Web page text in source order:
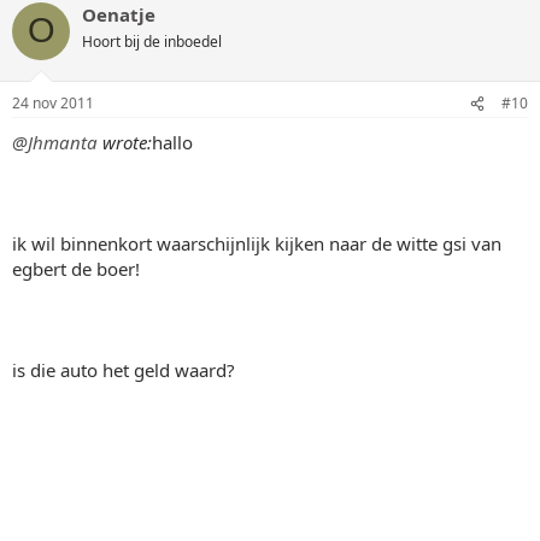
O Oenatje
Hoort bij de inboedel
24 nov 2011 #10
@Jhmanta wrote:hallo
ik wil binnenkort waarschijnlijk kijken naar de witte gsi van
egbert de boer!
is die auto het geld waard?